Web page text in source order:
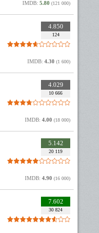
IMDB: 5.80 (121 000)
4.850
124
IMDB: 4.30 (1 600)
4.029
10 666
IMDB: 4.00 (18 000)
5.142
20 119
IMDB: 4.90 (16 000)
7.602
30 824